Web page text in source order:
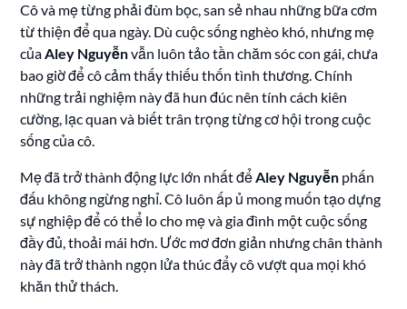
Cô và mẹ từng phải đùm bọc, san sẻ nhau những bữa cơm
từ thiện để qua ngày. Dù cuộc sống nghèo khó, nhưng mẹ
củaAley Nguyễnvẫn luôn tảo tần chăm sóc con gái, chưa
bao giờ để cô cảm thấy thiếu thốn tình thương. Chính
những trải nghiệm này đã hun đúc nên tính cách kiên
cường, lạc quan và biết trân trọng từng cơ hội trong cuộc
sống của cô.
Mẹ đã trở thành động lực lớn nhất đểAley Nguyễn phấn
đấu không ngừng nghỉ. Cô luôn ấp ủ mong muốn tạo dựng
sự nghiệp để có thể lo cho mẹ và gia đình một cuộc sống
đầy đủ, thoải mái hơn. Ước mơ đơn giản nhưng chân thành
này đã trở thành ngọn lửa thúc đẩy cô vượt qua mọi khó
khăn thử thách.